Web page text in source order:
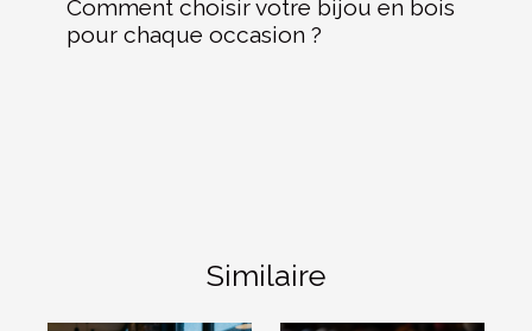
Comment choisir votre bijou en bois
pour chaque occasion ?
Similaire